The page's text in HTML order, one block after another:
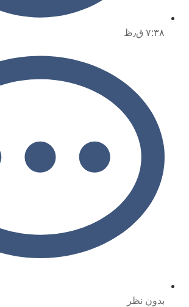
۷:۳۸ ق٫ظ
بدون نظر